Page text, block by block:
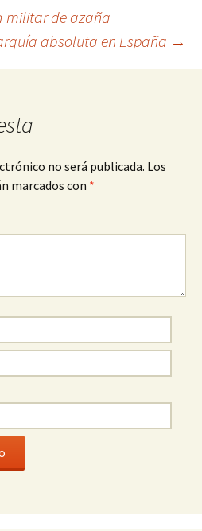
militar de azaña
absoluta en España →
no será publicada. Los
marcados con *